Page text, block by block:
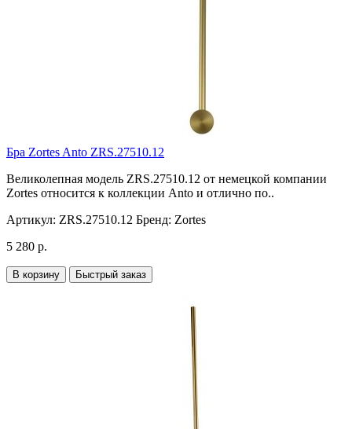
Бра Zortes Anto ZRS.27510.12
Великолепная модель ZRS.27510.12 от немецкой компании
Zortes относится к коллекции Anto и отлично по..
Артикул: ZRS.27510.12 Бренд: Zortes
5 280 р.
В корзину Быстрый заказ